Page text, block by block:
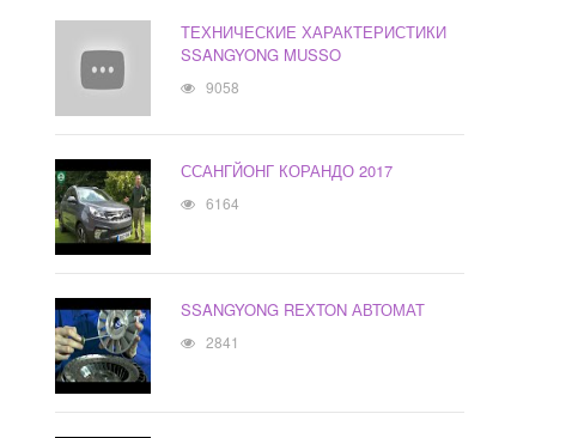
ТЕХНИЧЕСКИЕ ХАРАКТЕРИСТИКИ
SSANGYONG MUSSO
9058
ССАНГЙОНГ КОРАНДО 2017
6164
SSANGYONG REXTON АВТОМАТ
2841